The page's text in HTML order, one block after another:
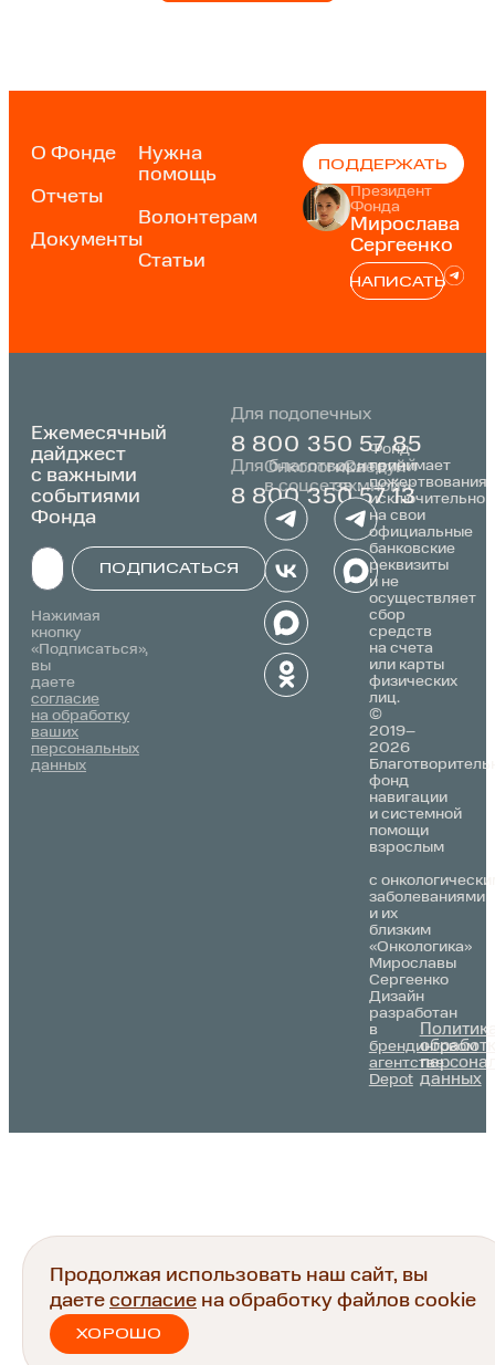
О Фонде
Отчеты
Документы
Нужна
помощь
Волонтерам
Статьи
ПОДДЕРЖАТЬ
Президент
Фонда
Мирослава
Сергеенко
НАПИСАТЬ
Для подопечных
8 800 350 57 85
Для благотворителей
8 800 350 57 13
Ежемесячный
дайджест
с важными
событиями
Фонда
ПОДПИСАТЬСЯ
Нажимая
кнопку
«Подписаться»,
вы
даете
согласие
на обработку
ваших
персональных
данных
Онкологика
в соцсетях:
«Следуй
за мной»:
Дизайн
разработан
в
брендинговом
агентстве
Depot
©
2019–
2026
фонд
навигации
и системной
помощи
взрослым
с
заболеваниями
и их
близким
«Онкологика»
Мирославы
Сергеенко
Фонд
принимает
пожертвования
исключительно
на свои
официальные
банковские
реквизиты
и не
осуществляет
сбор
средств
на счета
или карты
физических
лиц.
данных
Продолжая использовать наш сайт, вы
даете согласие на обработку файлов cookie
ХОРОШО